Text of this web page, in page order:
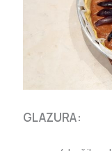
GLAZURA: